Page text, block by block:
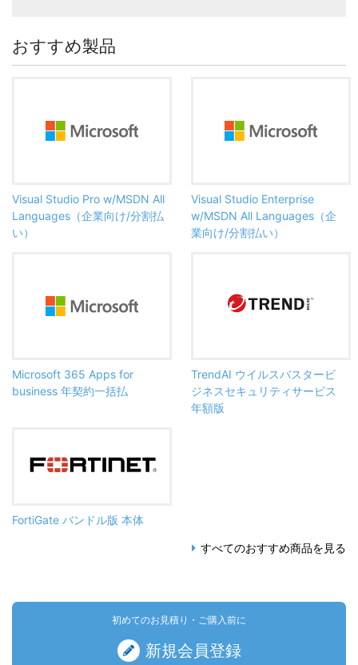
おすすめ製品
Visual Studio Pro w/MSDN All
Languages（企業向け/分割払
い）
Visual Studio Enterprise
w/MSDN All Languages（企
業向け/分割払い）
Microsoft 365 Apps for
business 年契約一括払
TrendAI ウイルスバスタービ
ジネスセキュリティサービス
年額版
FortiGate バンドル版 本体
すべてのおすすめ商品を見る
初めてのお見積り・ご購入前に
新規会員登録